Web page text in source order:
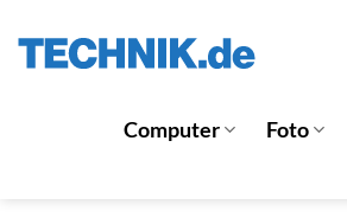
Inhalt
Computer Foto